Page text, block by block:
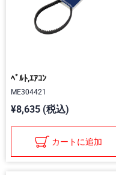
ﾍﾞﾙﾄ,ｴｱｺﾝ
ME304421
¥8,635 (税込)
カートに追加